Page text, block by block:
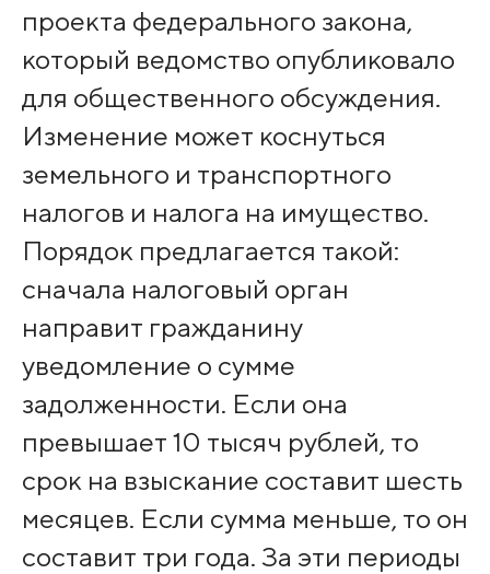
проекта федерального закона,
который ведомство опубликовало
для общественного обсуждения.
Изменение может коснуться
земельного и транспортного
налогов и налога на имущество.
Порядок предлагается такой:
сначала налоговый орган
направит гражданину
уведомление о сумме
задолженности. Если она
превышает 10 тысяч рублей, то
срок на взыскание составит шесть
месяцев. Если сумма меньше, то он
составит три года. За эти периоды